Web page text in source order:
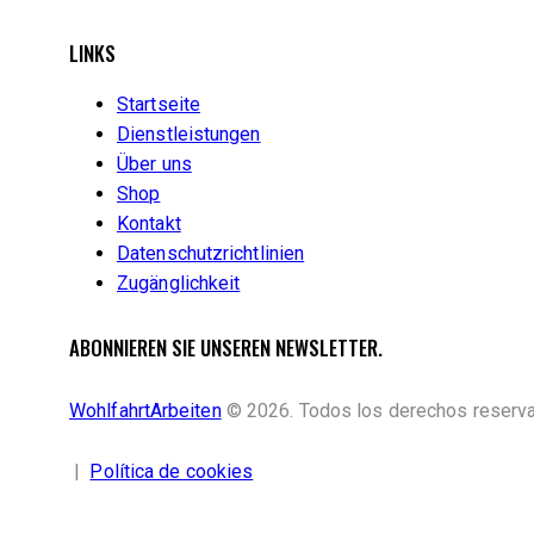
LINKS
Startseite
Dienstleistungen
Über uns
Shop
Kontakt
Datenschutzrichtlinien
Zugänglichkeit
ABONNIEREN SIE UNSEREN NEWSLETTER.
WohlfahrtArbeiten© 2026. Todos los derechos
| Política de cookies